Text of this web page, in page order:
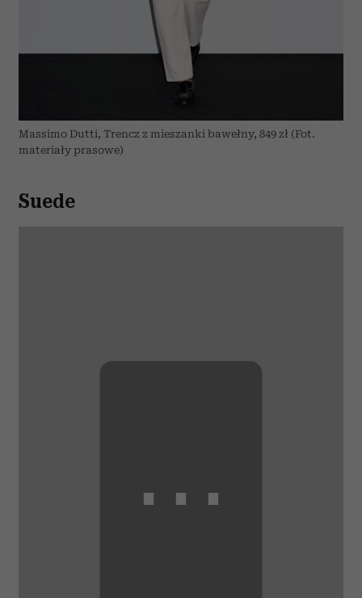
Massimo Dutti, Trencz z mieszanki bawełny, 849 zł (Fot.
materiały prasowe)
Suede
⋯